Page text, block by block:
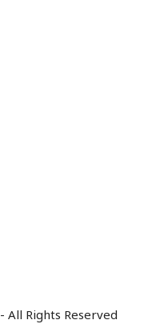
- All Rights Reserved